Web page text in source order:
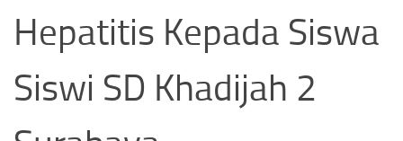
Hepatitis Kepada Siswa
Siswi SD Khadijah 2